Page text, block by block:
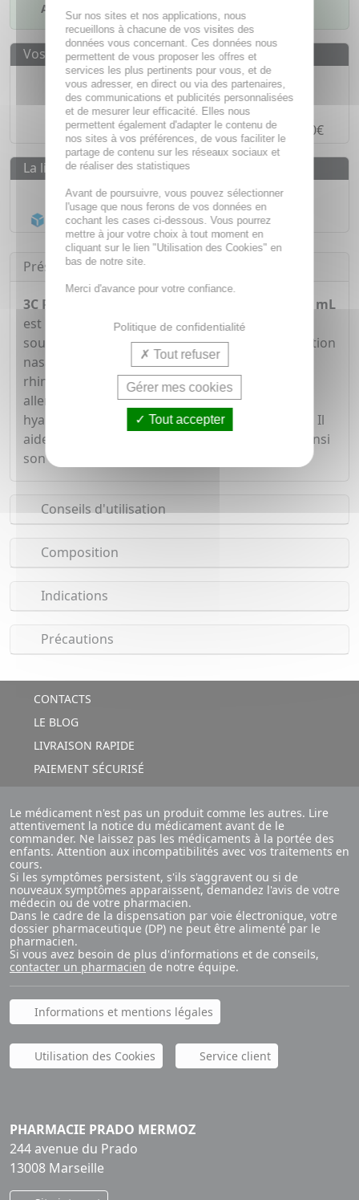
Ajouter à mes favoris
Vos avantages
Des prixIMBATTABLES
Paiement en ligneSÉCURISÉ
Paiement en4 fois sans fraisà partir de 30€
La livraison
Livraison gratuite dès 55€
Acheminement Chronopost en 24h*
Présentation
3C PHARMA Efirub Spray Nasal nez bouché 20 mL
est un dispositif médical recommandé pour
soulager rapidement les symptômes de congestion
nasale liés aux infections (rhumes, sinusites,
rhinosinusites) et aux allergies (rhinites
allergiques). Grâce à la présence de d'acide
hyaluronique; il hydrate les muqueuses nasales. Il
aide également à fluidifier le mucus, facilitant ainsi
son drainage et son élimination.
Conseils d'utilisation
Composition
Indications
Précautions
CONTACTS
LE BLOG
LIVRAISON RAPIDE
PAIEMENT SÉCURISÉ
Le médicament n'est pas un produit comme les autres. Lire
attentivement la notice du médicament avant de le
commander. Ne laissez pas les médicaments à la portée des
enfants. Attention aux incompatibilités avec vos traitements en
cours.
Si les symptômes persistent, s'ils s'aggravent ou si de
nouveaux symptômes apparaissent, demandez l'avis de votre
médecin ou de votre pharmacien.
Dans le cadre de la dispensation par voie électronique, votre
dossier pharmaceutique (DP) ne peut être alimenté par le
pharmacien.
Si vous avez besoin de plus d'informations et de conseils,
contacter un pharmacien de notre équipe.
Informations et mentions légales
Utilisation des Cookies Service client
PHARMACIE PRADO MERMOZ
244 avenue du Prado
13008 Marseille
Sur nos sites et nos applications, nous
recueillons à chacune de vos visites des
données vous concernant. Ces données nous
permettent de vous proposer les offres et
services les plus pertinents pour vous, et de
vous adresser, en direct ou via des partenaires,
des communications et publicités personnalisées
et de mesurer leur efficacité. Elles nous
permettent également d'adapter le contenu de
nos sites à vos préférences, de vous faciliter le
partage de contenu sur les réseaux sociaux et
de réaliser des statistiques
Avant de poursuivre, vous pouvez sélectionner
l'usage que nous ferons de vos données en
cochant les cases ci-dessous. Vous pourrez
mettre à jour votre choix à tout moment en
cliquant sur le lien "Utilisation des Cookies" en
bas de notre site.
Merci d'avance pour votre confiance.
Politique de confidentialité
Tout refuser
Gérer mes cookies
Tout accepter